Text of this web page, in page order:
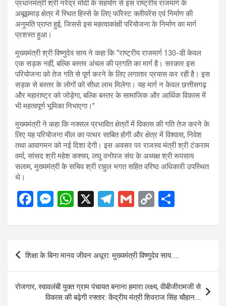
प्रधानमंत्री श्री नरेंद्र मोदी के सहयोग से इस राष्ट्रीय राजमार्ग के
अबूझमाड़ क्षेत्र में स्थित हिस्से के लिए फॉरेस्ट क्लीयरेंस एवं निर्माण की
अनुमति प्राप्त हुई, जिससे इस महत्वाकांक्षी परियोजना के निर्माण का मार्ग
प्रशस्त हुआ।
मुख्यमंत्री श्री विष्णुदेव साय ने कहा कि “राष्ट्रीय राजमार्ग 130-डी केवल
एक सड़क नहीं, बल्कि बस्तर अंचल की प्रगति का मार्ग है। सरकार इस
परियोजना को तेज गति से पूर्ण करने के लिए लगातार प्रयास कर रही है। इस
सड़क से बस्तर के लोगों को सीधा लाभ मिलेगा। यह मार्ग न केवल छत्तीसगढ़
और महाराष्ट्र को जोड़ेगा, बल्कि बस्तर के सामाजिक और आर्थिक विकास में
भी महत्वपूर्ण भूमिका निभाएगा।”
मुख्यमंत्री ने कहा कि नक्सल प्रभावित क्षेत्रों में विकास की गति तेज करने के
लिए यह परियोजना मील का पत्थर साबित होगी और क्षेत्र में विश्वास, निवेश
तथा आवागमन को नई दिशा देगी। इस अवसर पर राजस्व मंत्री श्री टंकराम
वर्मा, सांसद श्री महेश कश्यप, लघु वनोपज संघ के अध्यक्ष श्री रूपसाय
सलाम, मुख्यमंत्री के सचिव श्री राहुल भगत सहित वरिष्ठ अधिकारी उपस्थित
थे।
F
ce
b
o
o
k
M
se
g
er
W
at
s
A
p
p
X
T
e
gr
a
m
G
ail
C
py
n
k
ar
Post
शिक्षा के बिना मानव जीवन अधूरा: मुख्यमंत्री विष्णुदेव साय…..
रोजगार, स्वावलंबी युक्त ग्राम पंचायत बनाना हमारा लक्ष्य, वीबीजीरामजी से
विकास की बढ़ेगी रफ्तार: केंद्रीय मंत्री शिवराज सिंह चौहान….